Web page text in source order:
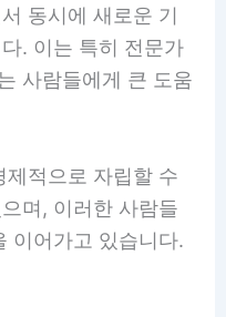
동시에 새로운 기
. 이는 특히 전문가
사람들에게 큰 도움
적으로 자립할 수
며, 이러한 사람들
이어가고 있습니다.